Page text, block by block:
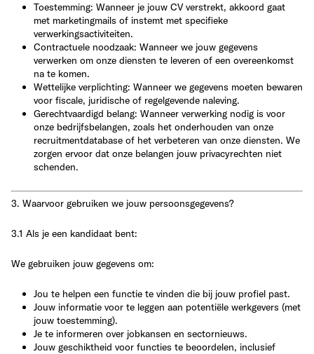
Toestemming: Wanneer je jouw CV verstrekt, akkoord gaat
met marketingmails of instemt met specifieke
verwerkingsactiviteiten.
Contractuele noodzaak: Wanneer we jouw gegevens
verwerken om onze diensten te leveren of een overeenkomst
na te komen.
Wettelijke verplichting: Wanneer we gegevens moeten bewaren
voor fiscale, juridische of regelgevende naleving.
Gerechtvaardigd belang: Wanneer verwerking nodig is voor
onze bedrijfsbelangen, zoals het onderhouden van onze
recruitmentdatabase of het verbeteren van onze diensten. We
zorgen ervoor dat onze belangen jouw privacyrechten niet
schenden.
3. Waarvoor gebruiken we jouw persoonsgegevens?
3.1 Als je een kandidaat bent:
We gebruiken jouw gegevens om:
Jou te helpen een functie te vinden die bij jouw profiel past.
Jouw informatie voor te leggen aan potentiële werkgevers (met
jouw toestemming).
Je te informeren over jobkansen en sectornieuws.
Jouw geschiktheid voor functies te beoordelen, inclusief